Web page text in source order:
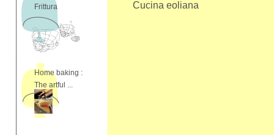
Frittura
Home baking :
The artful ...
Cucina eoliana